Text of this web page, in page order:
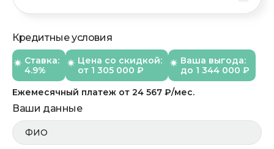
Кредитные условия
Ставка:
4.9%
Цена со скидкой:
от 1 305 000 ₽
Ваша выгода:
до 1 344 000 ₽
Ежемесячный платеж от 24 567 ₽/мес.
Ваши данные